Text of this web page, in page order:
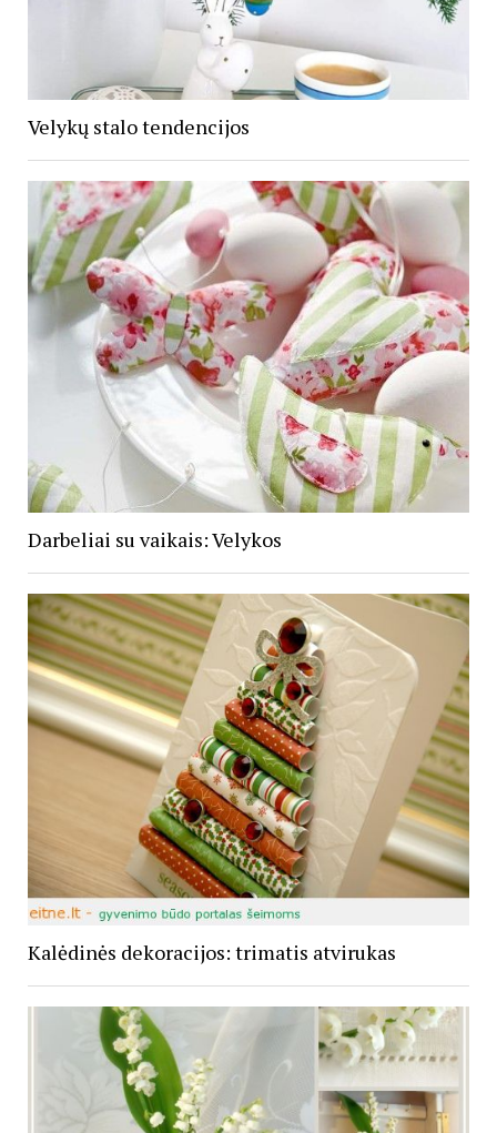
Velykų stalo tendencijos
Darbeliai su vaikais: Velykos
Kalėdinės dekoracijos: trimatis atvirukas